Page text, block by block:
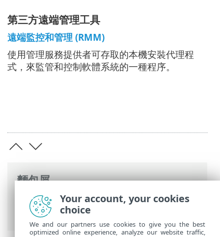
麵包屑
ESET 線上說明>ESET Mail Security>開始
使用> 遠端管理 ESET Mail Security
第三方遠端管理工具
遠端監控和管理 (RMM)
使用管理服務提供者可存取的本機安裝代理程
式，來監管和控制軟體系統的一種程序。
Your account, your cookies
choice
We and our partners use cookies to give you the best
optimized online experience, analyze our website traffic,